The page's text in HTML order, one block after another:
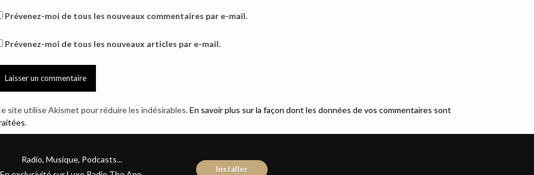
Prévenez-moi de tous les nouveaux commentaires par e-mail.
Prévenez-moi de tous les nouveaux articles par e-mail.
site utilise Akismet pour réduire les indésirables.En savoir plus sur la façon dont les données de vos commentaires sont
.
Radio, Musique, Podcasts...
Installer